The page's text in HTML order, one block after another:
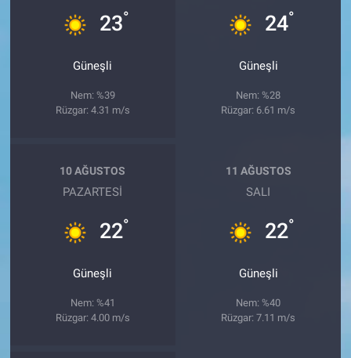
23°
Güneşli
Nem: %39
Rüzgar: 4.31 m/s
24°
Güneşli
Nem: %28
Rüzgar: 6.61 m/s
10 AĞUSTOS
PAZARTESI
22°
Güneşli
Nem: %41
Rüzgar: 4.00 m/s
11 AĞUSTOS
SALI
22°
Güneşli
Nem: %40
Rüzgar: 7.11 m/s